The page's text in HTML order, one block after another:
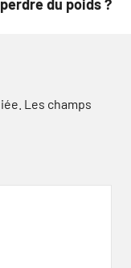
perdre du poids ?
Les champs